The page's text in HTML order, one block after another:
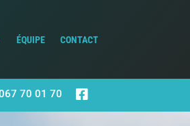
ÉQUIPE CONTACT
70 01 70 